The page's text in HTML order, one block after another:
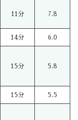
11分 7.8
14分 6.0
15分 5.8
15分 5.5